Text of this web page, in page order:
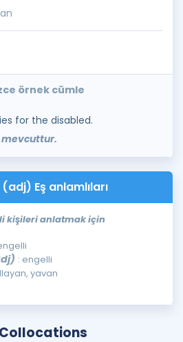
örnek cümle
for the disabled.
Eş anlamlıları
kişileri anlatmak için
: engelli
yavan